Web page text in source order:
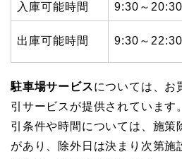
入庫可能時間 9:30～20:30
出庫可能時間 9:30～22:30
駐車場サービスについては、お
引サービスが提供されています
引条件や時間については、施策
があり、除外日は決まり次第施